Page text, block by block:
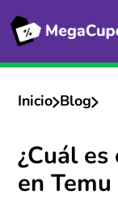
Inicio Blog
¿Cuál
en